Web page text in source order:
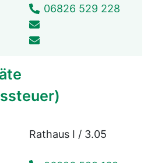
06826 529 228
Rathaus I / 3.05